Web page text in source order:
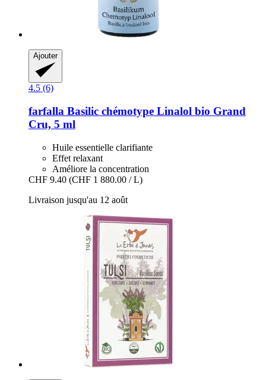
Ajouter
4.5 (6)
farfalla Basilic chémotype Linalol bio Grand
Cru, 5 ml
Huile essentielle clarifiante
Effet relaxant
Améliore la concentration
CHF 9.40 (CHF 1 880.00 / L)
Livraison jusqu'au 12 août